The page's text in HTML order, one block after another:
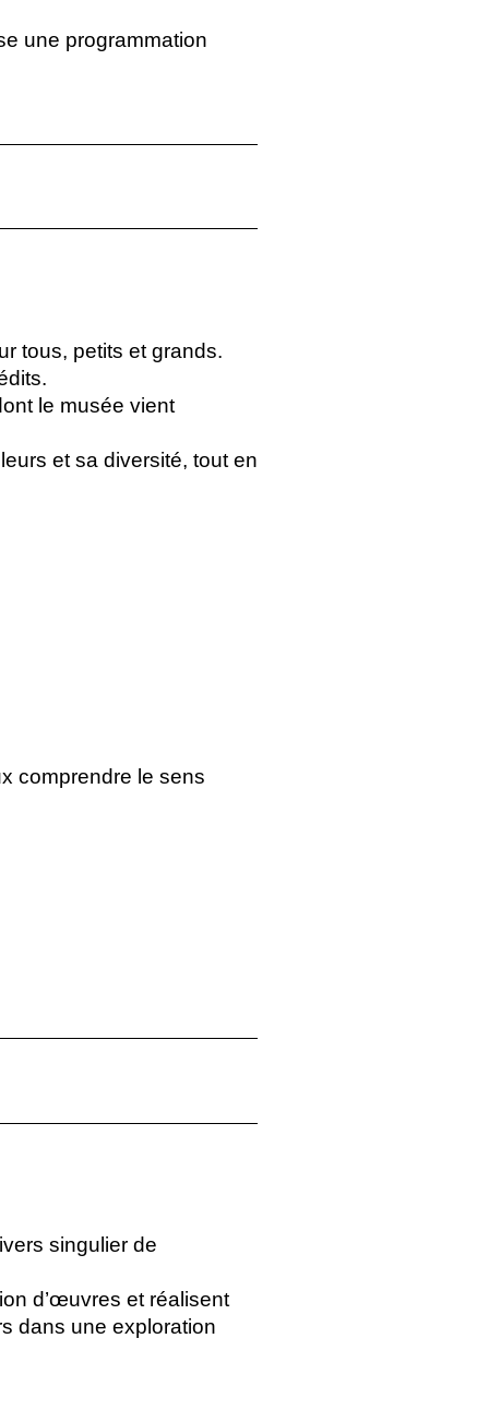
une programmation
tous, petits et grands.
le musée vient
et sa diversité, tout en
comprendre le sens
singulier de
d’œuvres et réalisent
dans une exploration